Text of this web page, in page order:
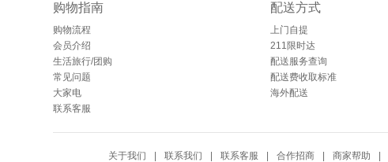
购物指南
购物流程
会员介绍
生活旅行/团购
常见问题
大家电
联系客服
配送方式
上门自提
211限时达
配送服务查询
配送费收取标准
海外配送
关于我们 联系我们 联系客服 合作招商 商家帮助